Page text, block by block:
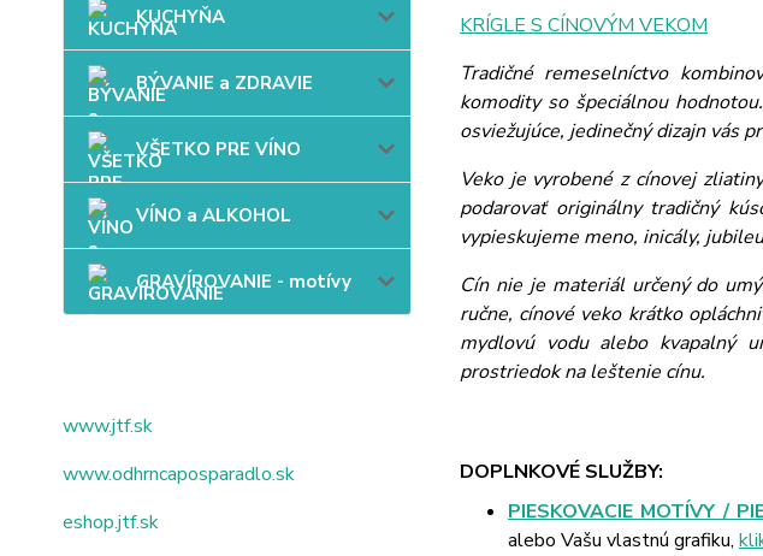
KUCHYŇA
BÝVANIE a ZDRAVIE
VŠETKO PRE VÍNO
VÍNO a ALKOHOL
GRAVÍROVANIE - motívy
www.jtf.sk
www.odhrncaposparadlo.sk
eshop.jtf.sk
KRÍGLE S CÍNOVÝM VEKOM
Tradičné remeselníctvo
komodity so špeciálnou
osviežujúce, jedinečný dizajn vás
Veko je vyrobené z cínovej
podarovať originálny tradičný
vypieskujeme meno, inicály,
Cín nie je materiál určený do
ručne, cínové veko krátko
mydlovú vodu alebo kvapalný
prostriedok na leštenie cínu.
DOPLNKOVÉ SLUŽBY:
PIESKOVACIE MOTÍVY /
alebo Vašu vlastnú grafiku,